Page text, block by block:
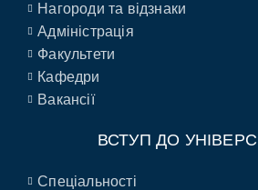
Нагороди та відзнаки
Адміністрація
Факультети
Кафедри
Вакансії
ВСТУП ДО
Спеціальності